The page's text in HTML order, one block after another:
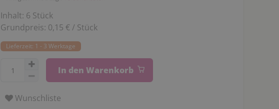
Inhalt: 6 Stück
Grundpreis: 0,15 € / Stück
Lieferzeit: 1 - 3 Werktage
In den Warenkorb
Wunschliste